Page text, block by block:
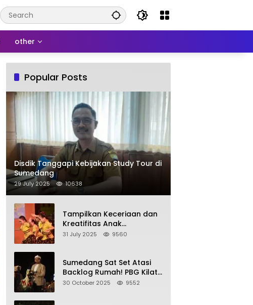
other
Popular Posts
Disdik Tanggapi Kebijakan Study Tour di
Sumedang
29 July 2025 10638
Tampilkan Keceriaan dan
Kreatifitas Anak
Sumedang, Gebyar HAN
31 July 2025 9560
Sumedang Sat Set Atasi
Backlog Rumah! PBG Kilat
+ KUR Perumahan Jadi
30 October 2025 9552